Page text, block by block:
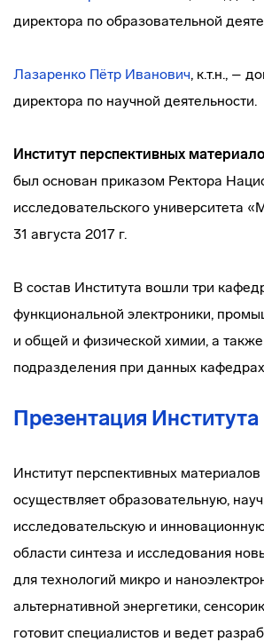
директора по образовательной
Лазаренко Пётр Иванович, к.т.н., –
директора по научной деятельности.
Институт перспективных
был основан приказом Ректора
исследовательского университета
31 августа 2017 г.
В состав Института вошли три
функциональной электроники,
и общей и физической химии, а
подразделения при данных
Презентация Института
Институт перспективных материалов
осуществляет образовательную,
исследовательскую и
области синтеза и исследования
для технологий микро и
альтернативной энергетики,
готовит специалистов и ведет